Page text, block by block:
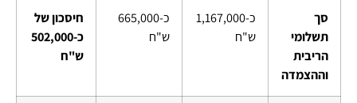
סך
תשלומי
הריבית
וההצמדה
כ-1,167,000
ש"ח
כ-665,000
ש"ח
חיסכון של
כ-502,000
ש"ח